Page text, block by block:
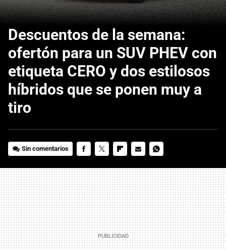
Descuentos de la semana:
ofertón para un SUV PHEV con
etiqueta CERO y dos estilosos
híbridos que se ponen muy a
tiro
Sin comentarios
MAIL